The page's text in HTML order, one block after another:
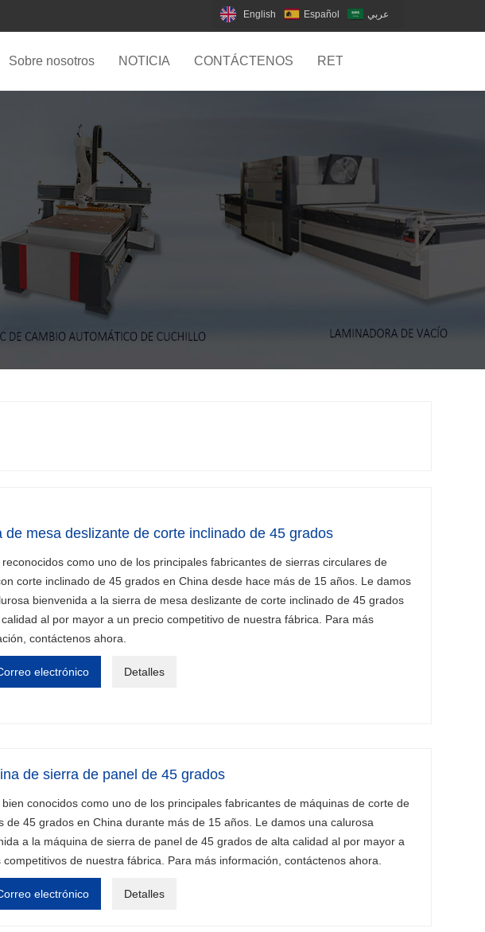
English Español عربي
Sobre nosotros NOTICIA CONTÁCTENOS RETROALIMENTACIÓN
de mesa deslizante de corte inclinado de 45 grados
como uno de los principales fabricantes de sierras circulares de
corte inclinado de 45 grados en China desde hace más de 15 años. Le damos
bienvenida a la sierra de mesa deslizante de corte inclinado de 45 grados
al por mayor a un precio competitivo de nuestra fábrica. Para más
contáctenos ahora.
electrónico Detalles
de sierra de panel de 45 grados
bien conocidos como uno de los principales fabricantes de máquinas de corte de
de 45 grados en China durante más de 15 años. Le damos una calurosa
a la máquina de sierra de panel de 45 grados de alta calidad al por mayor a
competitivos de nuestra fábrica. Para más información, contáctenos ahora.
electrónico Detalles